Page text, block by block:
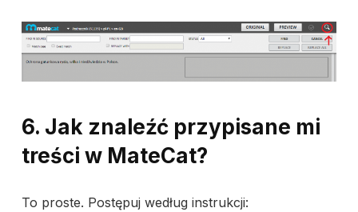
6. Jak znaleźć przypisane mi
treści w MateCat?
To proste. Postępuj według instrukcji: